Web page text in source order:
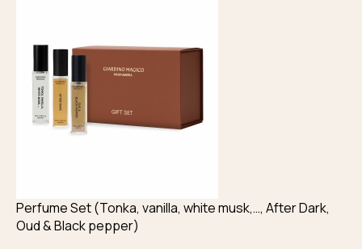
Perfume Set (Tonka, vanilla, white musk,…, After Dark,
Oud & Black pepper)